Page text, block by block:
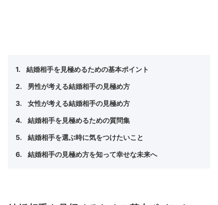
結婚相手を見極めるための基本ポイント
男性が考える結婚相手の見極め方
女性が考える結婚相手の見極め方
結婚相手を見極めるための質問集
結婚相手を選ぶ時に気をつけたいこと
結婚相手の見極め方を知って幸せな未来へ